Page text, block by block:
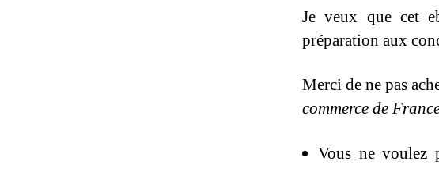
Je veux que cet
préparation aux
Merci de ne pas
commerce de
Vous ne voulez